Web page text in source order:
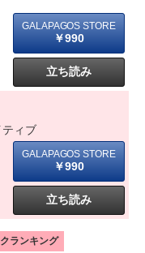
￥990
立ち読み
ィブ
￥990
立ち読み
ランキング